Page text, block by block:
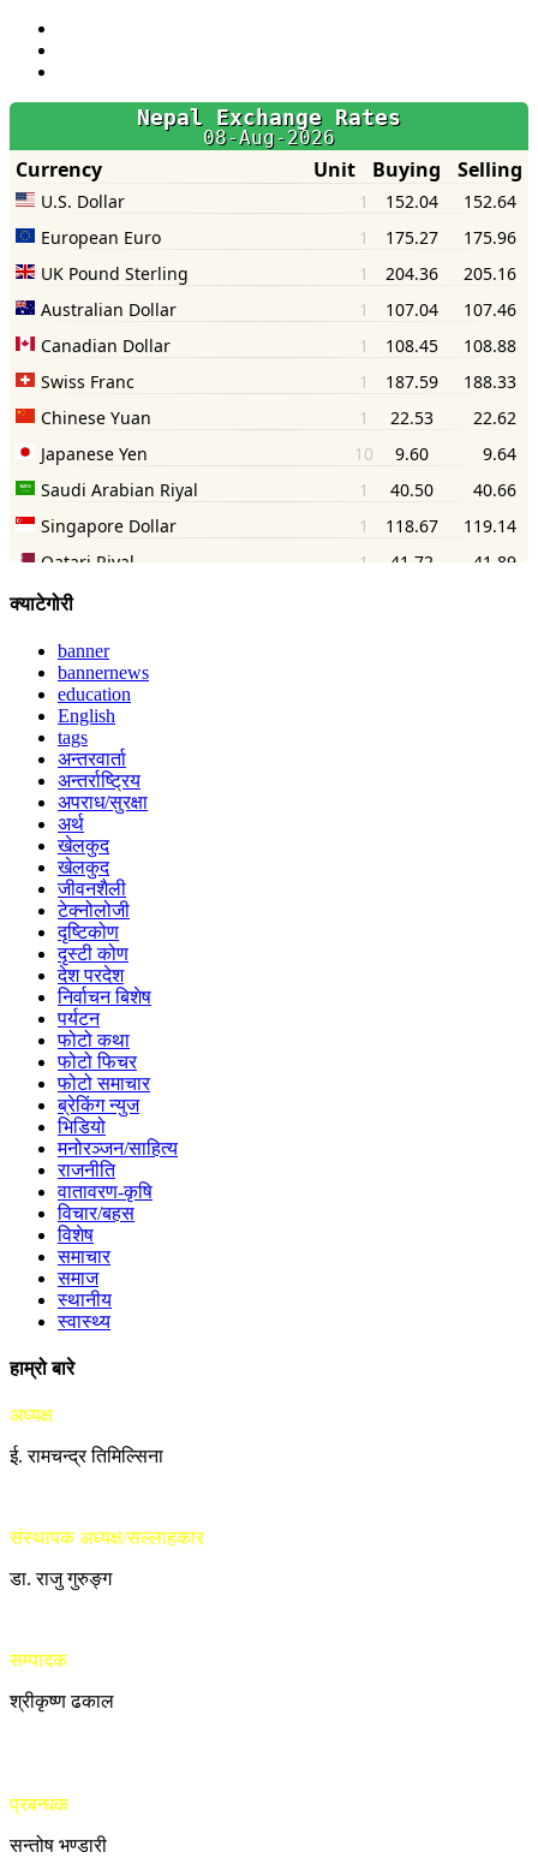
क्याटेगोरी
banner
bannernews
education
English
tags
अन्तरवार्ता
अन्तर्राष्ट्रिय
अपराध/सुरक्षा
अर्थ
खेलकुद
खेलकुद
जीवनशैली
टेक्नोलोजी
दृष्टिकोण
दृस्टी कोण
देश परदेश
निर्वाचन बिशेष
पर्यटन
फोटो कथा
फोटो फिचर
फोटो समाचार
ब्रेकिंग न्युज
भिडियो
मनोरञ्जन/साहित्य
राजनीति
वातावरण-कृषि
विचार/बहस
विशेष
समाचार
समाज
स्थानीय
स्वास्थ्य
हाम्रो बारे
अध्यक्ष
ई. रामचन्द्र तिमिल्सिना
संस्थापक अध्यक्ष/सल्लाहकार
डा. राजु गुरुङ्ग
सम्पादक
श्रीकृष्ण ढकाल
प्रबन्धक
सन्तोष भण्डारी